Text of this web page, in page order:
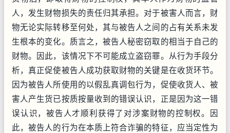
人，发生财物损失的责任归其承担。对于被害人而言，财
物无论实际转移至何处，其与被告人之间的占有关系未发
生根本的变化。质言之，被告人秘密窃取的相当于自己的
财物。因此，该情况下不可能成立盗窃罪。从行为手段分
析，真正促使被告人成功获取财物的关键是在收货环节。
因为被告人所使用的以假乱真调包行为，促使收货人、被
害人产生货已按质按量收到的错误认识，正是因为这一错
误认识，被告人才顺利获得了对涉案财物的控制权。因
此，被告人的行为在本质上符合诈骗的特征，应当定性为